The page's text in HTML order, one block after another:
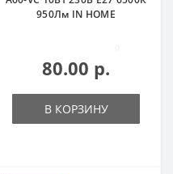
950Лм IN HOME
80.00 р.
В КОРЗИНУ